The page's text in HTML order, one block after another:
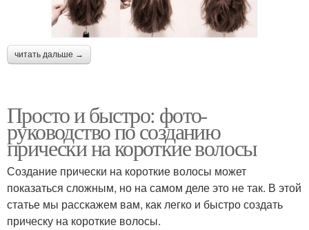
читать дальше →
Просто и быстро: фото-
руководство по созданию
прически на короткие волосы
Создание прически на короткие волосы может
показаться сложным, но на самом деле это не так. В этой
статье мы расскажем вам, как легко и быстро создать
прическу на короткие волосы.